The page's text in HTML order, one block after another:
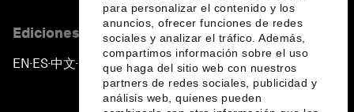
para personalizar el contenido y los
anuncios, ofrecer funciones de redes
sociales y analizar el tráfico. Además,
compartimos información sobre el uso
que haga del sitio web con nuestros
partners de redes sociales, publicidad y
análisis web, quienes pueden
Ediciones en otros idiomas
EN ▪ES▪中文▪ 日本語